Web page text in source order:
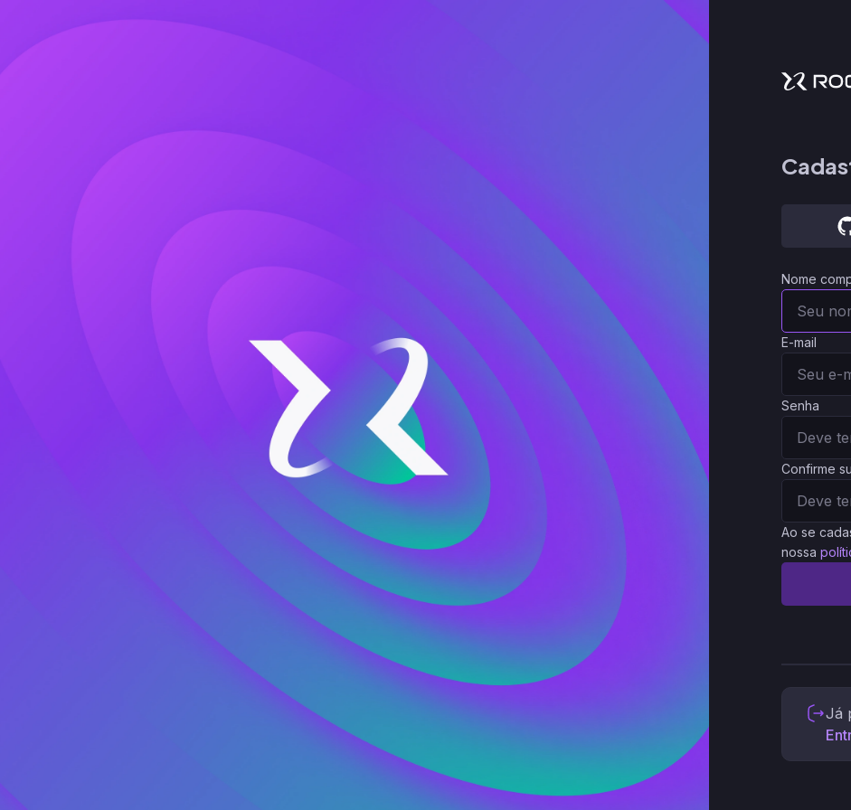
Nome
E-mail
Senha
Confirme
Ao se
nossa
Já